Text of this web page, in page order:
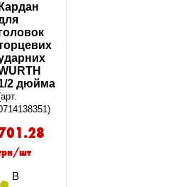
Кардан
2 дюйма
шт
В